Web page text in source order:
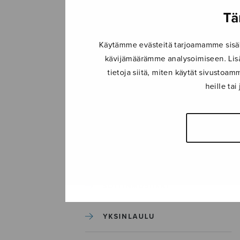
Käytämme evästeitä tarjoamamme
kävijämäärämme analysoimiseen.
tietoja siitä, miten käytät
heille tai
MUUT
YKSINLAULU